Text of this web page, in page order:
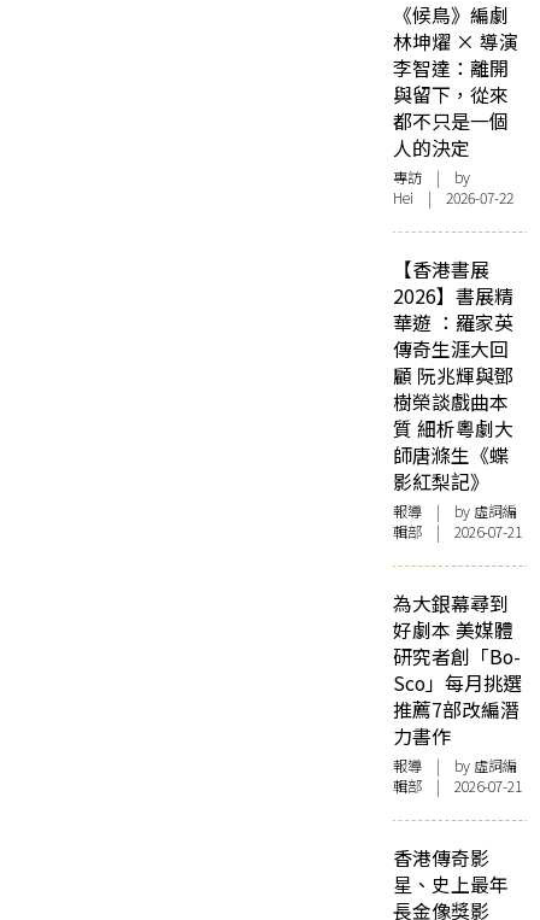
《候鳥》編劇
林坤燿 × 導演
李智達：離開
與留下，從來
都不只是一個
人的決定
專訪 | by
Hei | 2026-07-22
【香港書展
2026】書展精
華遊 ：羅家英
傳奇生涯大回
顧 阮兆輝與鄧
樹榮談戲曲本
質 細析粵劇大
師唐滌生《蝶
影紅梨記》
報導 | by 虛詞編
輯部 | 2026-07-21
為大銀幕尋到
好劇本 美媒體
研究者創「Bo-
Sco」每月挑選
推薦7部改編潛
力書作
報導 | by 虛詞編
輯部 | 2026-07-21
香港傳奇影
星、史上最年
長金像獎影